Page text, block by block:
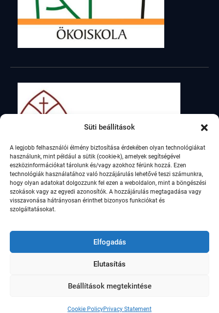
Süti beállítások
A legjobb felhasználói élmény biztosítása érdekében olyan technológiákat
használunk, mint például a sütik (cookie-k), amelyek segítségével
eszközinformációkat tárolunk és/vagy azokhoz férünk hozzá. Ezen
technológiák használatához való hozzájárulás lehetővé teszi számunkra,
hogy olyan adatokat dolgozzunk fel ezen a weboldalon, mint a böngészési
szokások vagy az egyedi azonosítók. A hozzájárulás megtagadása vagy
visszavonása hátrányosan érinthet bizonyos funkciókat és
szolgáltatásokat.
Elfogadás
Elutasítás
Beállítások megtekintése
Cookie PolicyPrivacy Statement
© Szent István Római Katolikus Általános Iskola,
2021